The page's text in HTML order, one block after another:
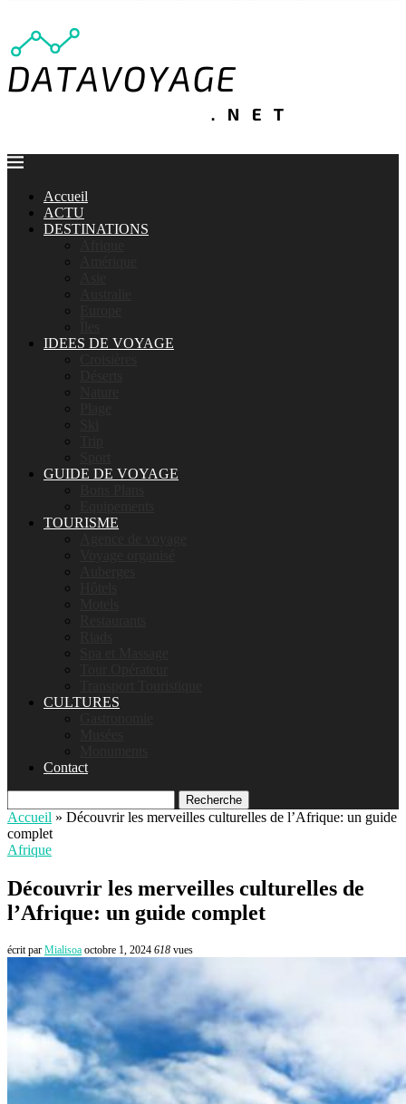
Accueil
ACTU
DESTINATIONS
IDEES DE VOYAGE
GUIDE DE VOYAGE
TOURISME
CULTURES
Contact
Recherche
Accueil » Découvrir les merveilles culturelles de l’Afrique: un guide
complet
Afrique
Découvrir les merveilles culturelles de
l’Afrique: un guide complet
écrit par Mialisoa octobre 1, 2024 618 vues